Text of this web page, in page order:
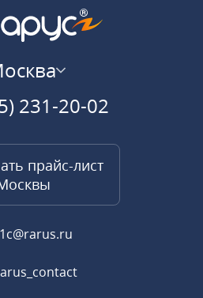
231-20-02
прайс-лист
1c@rarus.ru